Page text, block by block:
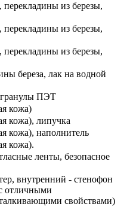
из березы,
из березы,
из березы,
береза, лак на водной
ПЭТ
кожа)
кожа), липучка
кожа), наполнитель
кожа).
ленты, безопасное
внутренний - стенофон
отличными
свойствами)